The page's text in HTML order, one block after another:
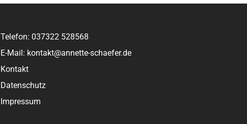
Telefon: 037322 528568
E-Mail: kontakt@annette-schaefer.de
Kontakt
Datenschutz
Impressum